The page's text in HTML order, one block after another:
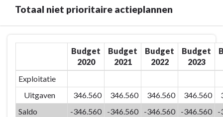
Totaal niet prioritaire actieplannen
01/20
Facility
management
Budget
2020
Budget
2021
Budget
2022
Budget
2023
Exploitatie
Uitgaven
346.560 346.560 346.560 346.560
Saldo
-346.560 -346.560 -346.560 -346.560 -